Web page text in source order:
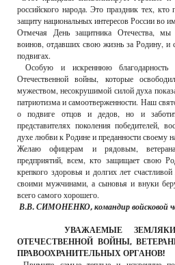
российского народа. Это праздник тех,
защиту национальных интересов России во
Отмечая День защитника Отечества, мы
воинов, отдавших свою жизнь за Родину, и
подвигах.
Особую и искреннюю благодарность
Отечественной войны, которые
мужеством, несокрушимой силой духа
патриотизма и самоотверженности. Наш
о подвиге отцов и дедов, но и
представителях поколения победителей,
духе любви к Родине и преданности своему
Желаю офицерам и рядовым,
предприятий, всем, кто защищает свою
крепкого здоровья и долгих лет
своими мужчинами, а сыновья и внуки
всего самого хорошего.
В.В. СИМОНЕНКО, командир войсковой
УВАЖАЕМЫЕ ЗЕМЛЯКИ,
ОТЕЧЕСТВЕННОЙ ВОЙНЫ,
ПРАВООХРАНИТЕЛЬНЫХ ОРГАНОВ!